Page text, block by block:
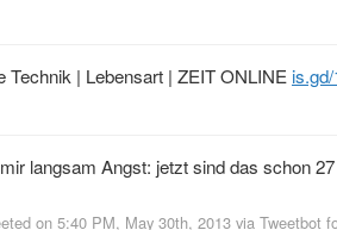
Technik | Lebensart | ZEIT ONLINE
langsam Angst: jetzt sind das schon
on 5:40 PM, May 30th, 2013 via Tweetbot